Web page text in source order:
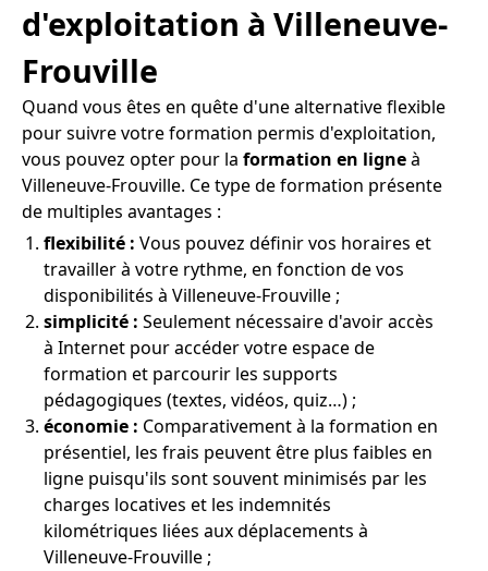
d'exploitation à Villeneuve-
Frouville
Quand vous êtes en quête d'une alternative flexible
pour suivre votre formation permis d'exploitation,
vous pouvez opter pour la formation en ligneà
Villeneuve-Frouville. Ce type de formation présente
de multiples avantages :
flexibilité : Vous pouvez définir vos horaires et
travailler à votre rythme, en fonction de vos
disponibilités à Villeneuve-Frouville ;
simplicité : Seulement nécessaire d'avoir accès
à Internet pour accéder votre espace de
formation et parcourir les supports
pédagogiques (textes, vidéos, quiz…) ;
économie : Comparativement à la formation en
présentiel, les frais peuvent être plus faibles en
ligne puisqu'ils sont souvent minimisés par les
charges locatives et les indemnités
kilométriques liées aux déplacements à
Villeneuve-Frouville ;